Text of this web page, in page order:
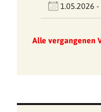
1.05.2026 -
Alle vergangenen